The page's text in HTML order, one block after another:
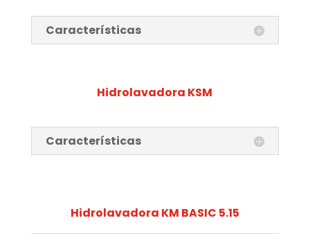
Características
Hidrolavadora KSM
Características
Hidrolavadora KM BASIC 5.15